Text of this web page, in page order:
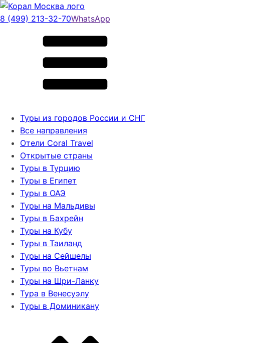
8 (499) 213-32-70WhatsApp
Туры из городов России и СНГ
Все направления
Отели Coral Travel
Открытые страны
Туры в Турцию
Туры в Египет
Туры в ОАЭ
Туры на Мальдивы
Туры в Бахрейн
Туры на Кубу
Туры в Таиланд
Туры на Сейшелы
Туры во Вьетнам
Туры на Шри-Ланку
Тура в Венесуэлу
Туры в Доминикану